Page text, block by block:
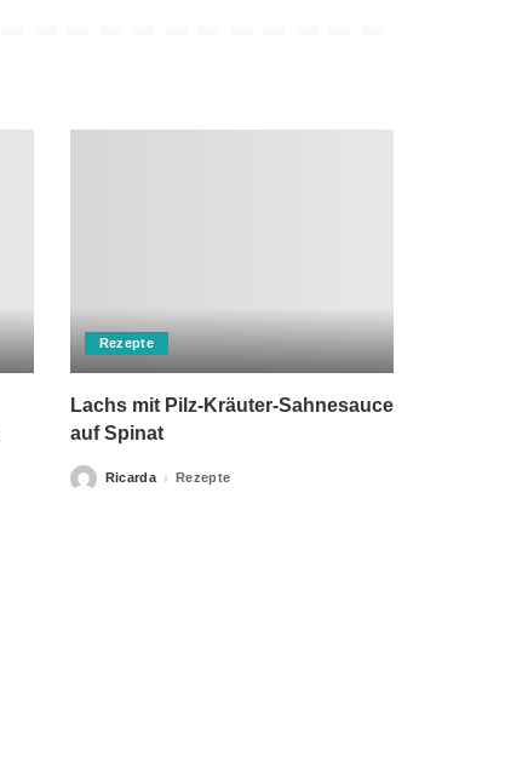
Rezepte
Lachs mit Pilz-Kräuter-Sahnesauce
auf Spinat
PostedRicarda Rezepte